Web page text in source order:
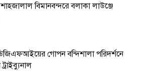
বিমানবন্দরে বলাকা লাউঞ্জে
গোপন বন্দিশালা পরিদর্শনে
ট্রাইব্যুনাল